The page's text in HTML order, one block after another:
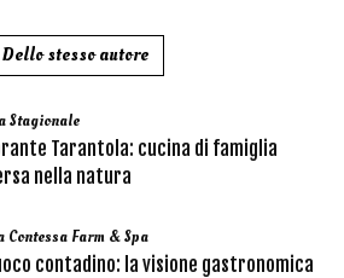
Dello stesso autore
Stagionale
Tarantola: cucina di famiglia
nella natura
Contessa Farm & Spa
contadino: la visione gastronomica